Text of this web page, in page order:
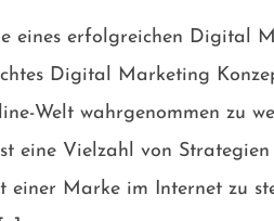
eines erfolgreichen Digital
Digital Marketing
Welt wahrgenommen zu
eine Vielzahl von
einer Marke im Internet zu